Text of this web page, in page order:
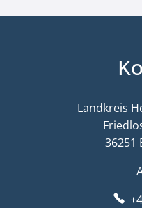
Landkreis
36251